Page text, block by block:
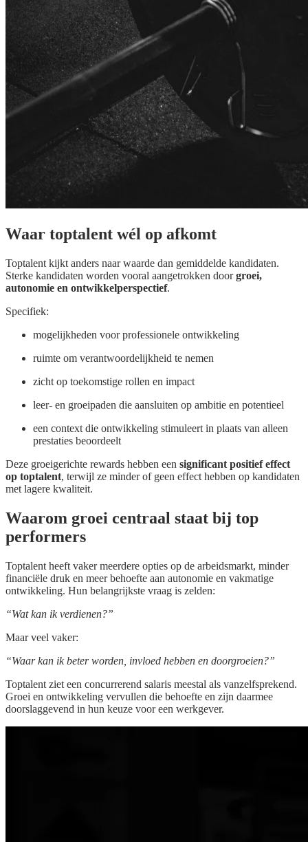
Waar toptalent wél op afkomt
Toptalent kijkt anders naar waarde dan gemiddelde kandidaten.
Sterke kandidaten worden vooral aangetrokken doorgroei,
autonomie en ontwikkelperspectief.
Specifiek:
mogelijkheden voor professionele ontwikkeling
ruimte om verantwoordelijkheid te nemen
zicht op toekomstige rollen en impact
leer- en groeipaden die aansluiten op ambitie en potentieel
een context die ontwikkeling stimuleert in plaats van alleen
prestaties beoordeelt
Deze groeigerichte rewards hebben een significant positief effect
op toptalent, terwijl ze minder of geen effect hebben op kandidaten
met lagere kwaliteit.
Waarom groei centraal staat bij top
performers
Toptalent heeft vaker meerdere opties op de arbeidsmarkt, minder
financiële druk en meer behoefte aan autonomie en vakmatige
ontwikkeling. Hun belangrijkste vraag is zelden:
“Wat kan ik verdienen?”
Maar veel vaker:
“Waar kan ik beter worden, invloed hebben en doorgroeien?”
Toptalent ziet een concurrerend salaris meestal als vanzelfsprekend.
Groei en ontwikkeling vervullen die behoefte en zijn daarmee
doorslaggevend in hun keuze voor een werkgever.